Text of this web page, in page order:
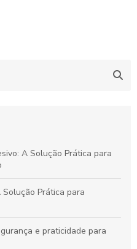
A Solução Prática para
Prática para
e praticidade para